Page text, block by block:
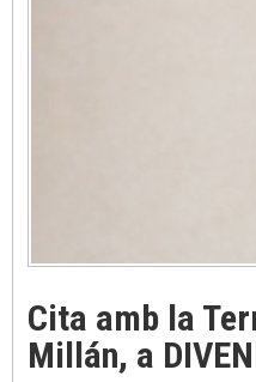
Cita amb la
Millán, a